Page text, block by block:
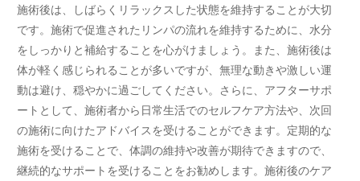
施術後は、しばらくリラックスした状態を維持することが大切
です。施術で促進されたリンパの流れを維持するために、水分
をしっかりと補給することを心がけましょう。また、施術後は
体が軽く感じられることが多いですが、無理な動きや激しい運
動は避け、穏やかに過ごしてください。さらに、アフターサポ
ートとして、施術者から日常生活でのセルフケア方法や、次回
の施術に向けたアドバイスを受けることができます。定期的な
施術を受けることで、体調の維持や改善が期待できますので、
継続的なサポートを受けることをお勧めします。施術後のケア